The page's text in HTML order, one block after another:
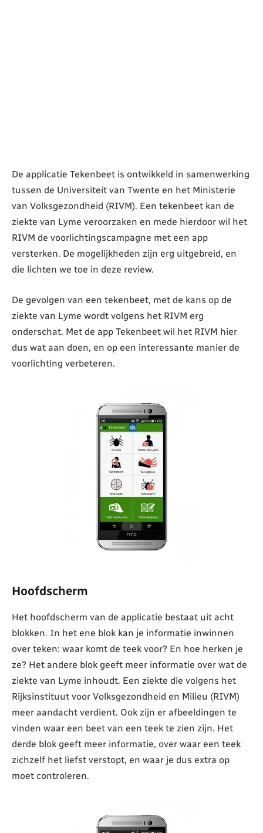
De applicatie Tekenbeet is ontwikkeld in samenwerking
tussen de Universiteit van Twente en het Ministerie
van Volksgezondheid (RIVM). Een tekenbeet kan de
ziekte van Lyme veroorzaken en mede hierdoor wil het
RIVM de voorlichtingscampagne met een app
versterken. De mogelijkheden zijn erg uitgebreid, en
die lichten we toe in deze review.
De gevolgen van een tekenbeet, met de kans op de
ziekte van Lyme wordt volgens het RIVM erg
onderschat. Met de app Tekenbeet wil het RIVM hier
dus wat aan doen, en op een interessante manier de
voorlichting verbeteren.
Hoofdscherm
Het hoofdscherm van de applicatie bestaat uit acht
blokken. In het ene blok kan je informatie inwinnen
over teken: waar komt de teek voor? En hoe herken je
ze? Het andere blok geeft meer informatie over wat de
ziekte van Lyme inhoudt. Een ziekte die volgens het
Rijksinstituut voor Volksgezondheid en Milieu (RIVM)
meer aandacht verdient. Ook zijn er afbeeldingen te
vinden waar een beet van een teek te zien zijn. Het
derde blok geeft meer informatie, over waar een teek
zichzelf het liefst verstopt, en waar je dus extra op
moet controleren.